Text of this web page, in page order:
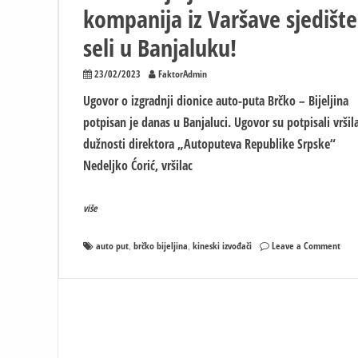
kompanija iz Varšave sjedište
seli u Banjaluku!
23/02/2023 FaktorAdmin
Ugovor o izgradnji dionice auto-puta Brčko – Bijeljina
potpisan je danas u Banjaluci. Ugovor su potpisali
dužnosti direktora „Autoputeva Republike Srpske“
Nedeljko Ćorić, vršilac
više
auto put, brčko bijeljina, kineski izvođači Leave a Commenton